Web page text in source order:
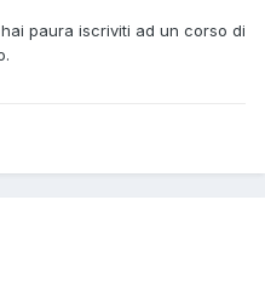
paura iscriviti ad un corso di